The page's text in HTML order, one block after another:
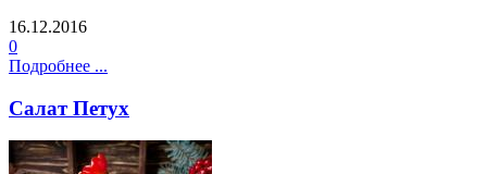
16.12.2016
0
Подробнее ...
Салат Петух